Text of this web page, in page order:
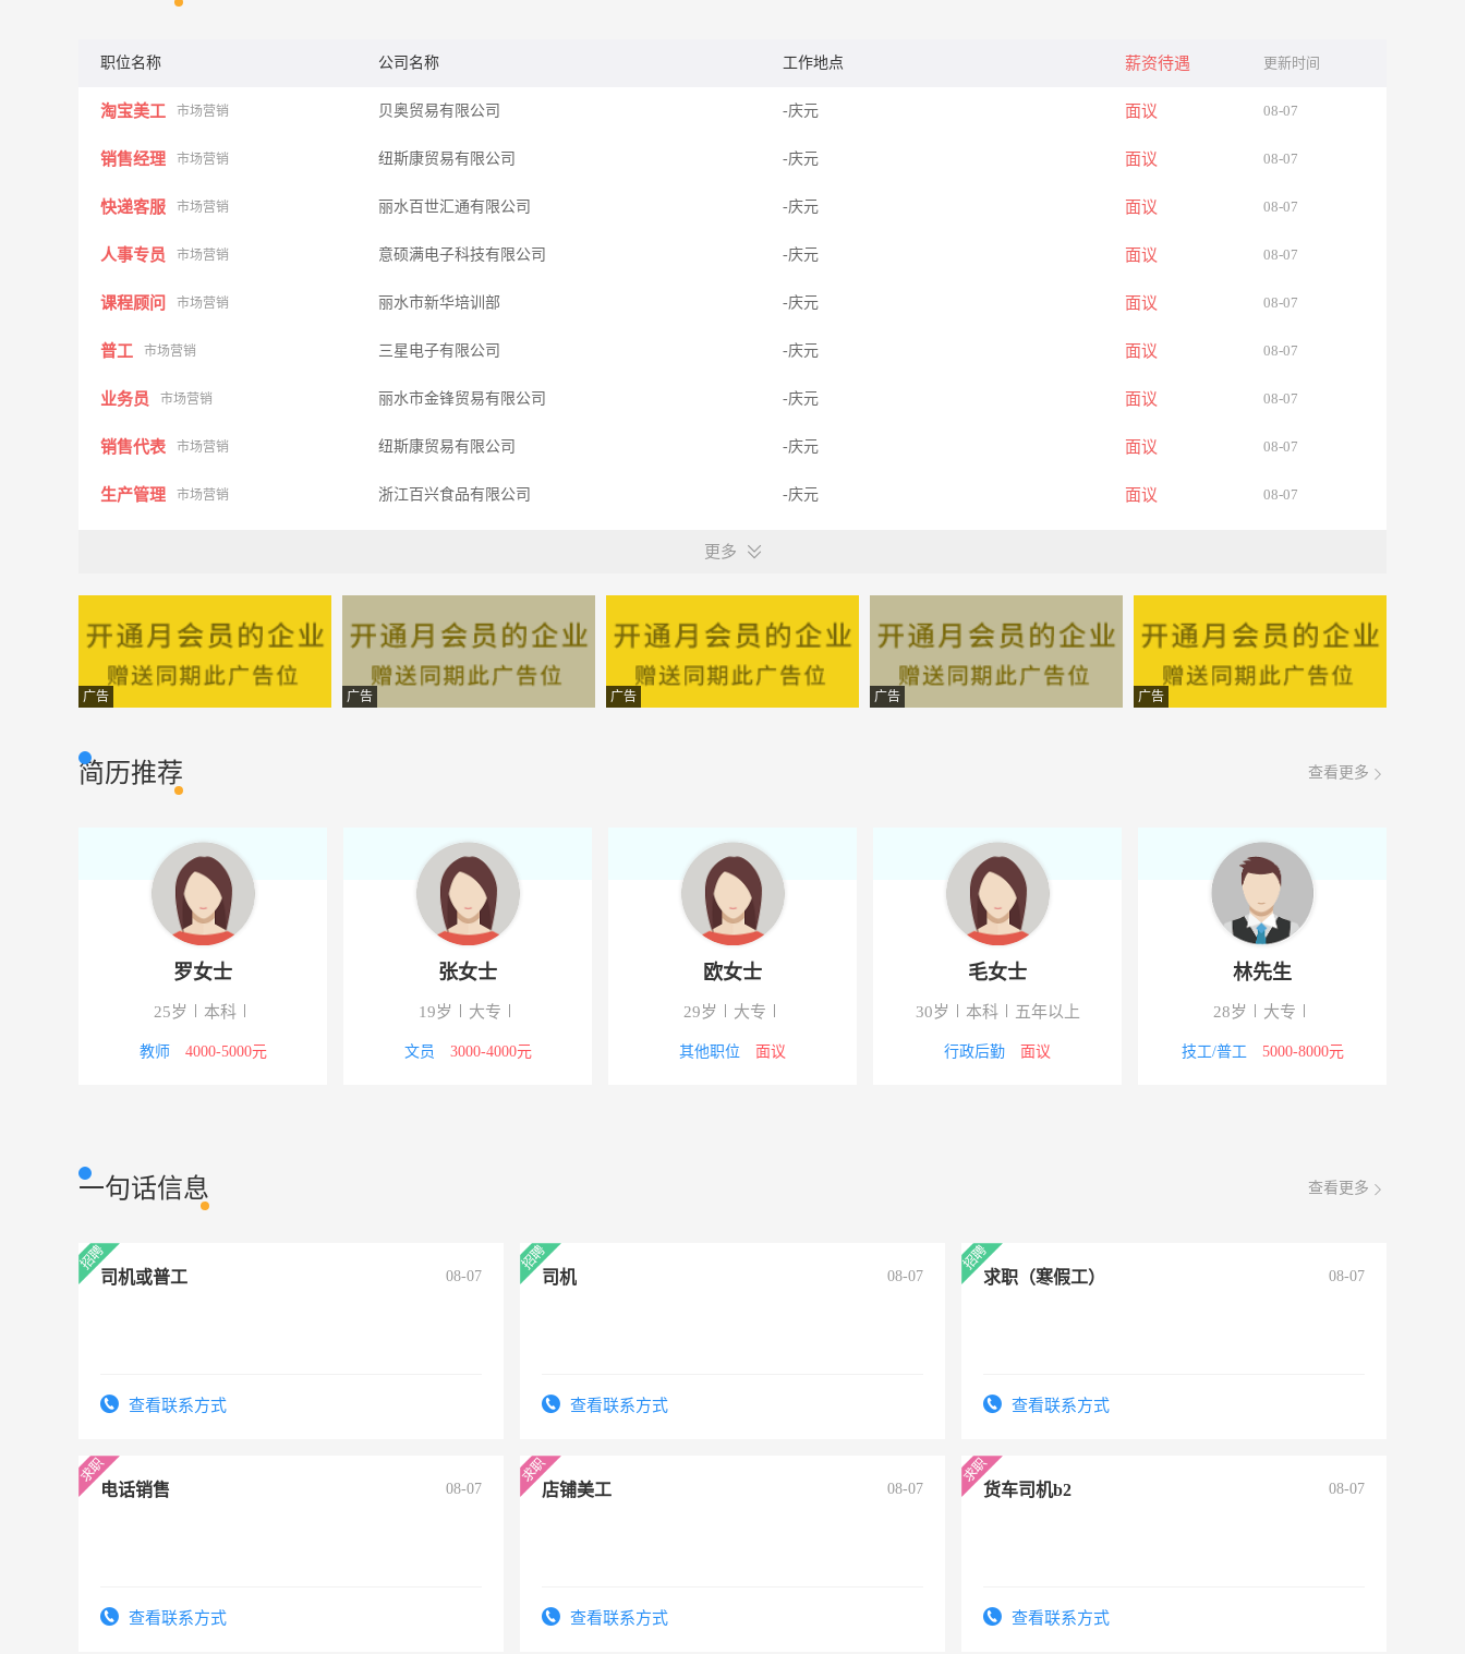
职位名称 公司名称 工作地点 薪资待遇 更新时间
淘宝美工 市场营销 贝奥贸易有限公司 -庆元 面议 08-07
销售经理 市场营销 纽斯康贸易有限公司 -庆元 面议 08-07
快递客服 市场营销 丽水百世汇通有限公司 -庆元 面议 08-07
人事专员 市场营销 意硕满电子科技有限公司 -庆元 面议 08-07
课程顾问 市场营销 丽水市新华培训部 -庆元 面议 08-07
普工 市场营销 三星电子有限公司 -庆元 面议 08-07
业务员 市场营销 丽水市金锋贸易有限公司 -庆元 面议 08-07
销售代表 市场营销 纽斯康贸易有限公司 -庆元 面议 08-07
生产管理 市场营销 浙江百兴食品有限公司 -庆元 面议 08-07
足疗 其它类型 浙江省庆元县新一代足疗养生馆 -浙江丽水市庆元县 面议 08-07
经理助理 其它类型 浙江新天下竹业有限公司 -浙江丽水市庆元县 面议 08-07
安全工程师
专线师傅 市场营销 济南道勤商贸有限公司 -庆元 08-07
区域经理 市场营销 浙江创享电子商务有限公司 08-07
市场营销 荣成市富浩水产有限公司 08-07
市场营销 济南道勤商贸有限公司 08-07
更多
广告 广告 广告 广告 广告
简历推荐 查看更多
罗女士
25岁 本科
教师 4000-5000元
张女士
19岁 大专
文员 3000-4000元
欧女士
29岁 大专
其他职位 面议
毛女士
30岁 本科 五年以上
行政后勤 面议
林先生
28岁 大专
技工/普工 5000-8000元
一句话信息 查看更多
司机或普工 08-07
查看联系方式
司机 08-07
查看联系方式
求职（寒假工） 08-07
查看联系方式
电话销售 08-07
查看联系方式
店铺美工 08-07
查看联系方式
货车司机b2 08-07
查看联系方式